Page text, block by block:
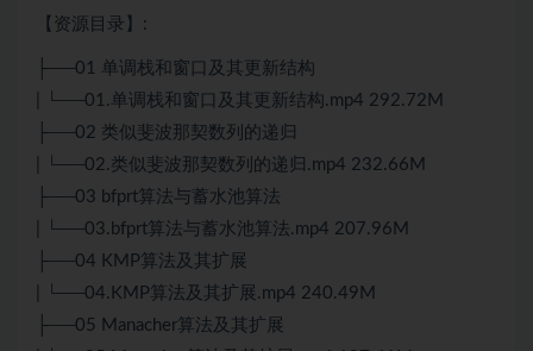
【资源目录】:
├──01 单调栈和窗口及其更新结构
| └──01.单调栈和窗口及其更新结构.mp4 292.72M
├──02 类似斐波那契数列的递归
| └──02.类似斐波那契数列的递归.mp4 232.66M
├──03 bfprt算法与蓄水池算法
| └──03.bfprt算法与蓄水池算法.mp4 207.96M
├──04 KMP算法及其扩展
| └──04.KMP算法及其扩展.mp4 240.49M
├──05 Manacher算法及其扩展